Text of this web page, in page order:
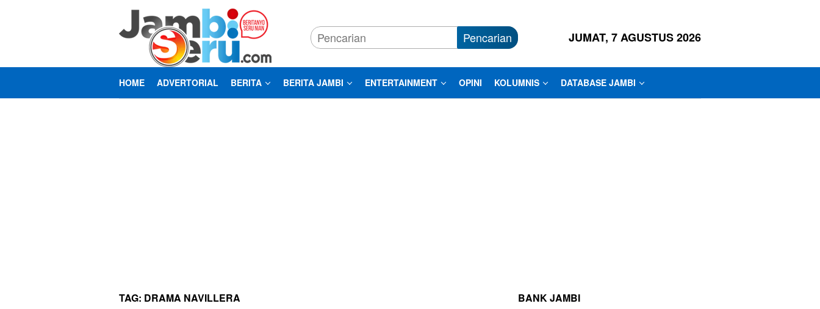
Pencarian JUMAT, 7 AGUSTUS 2026
HOME ADVERTORIAL BERITA BERITA JAMBI ENTERTAINMENT OPINI KOLUMNIS DATABASE JAMBI
TAG: DRAMA NAVILLERA BANK JAMBI